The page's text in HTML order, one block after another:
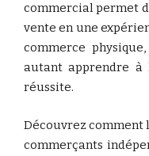
commercial permet
vente en une
commerce
autant apprendre
réussite.
Découvrez comment
commerçants